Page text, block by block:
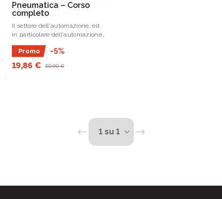
Pneumatica – Corso
completo
Il settore dell'automazione, ed
in particolare dell'automazione
a fluido di tipo pneumatico, sta
acquistando sempre maggior
importanza.
Promo
-5%
19,86 €
20,90 €